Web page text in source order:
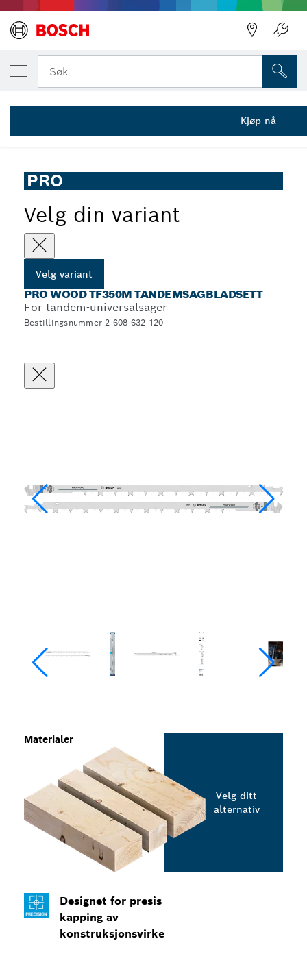
Søk
... PRO Wood TF350M tandemsagbladsett
PRO
Velg din variant
Velg variant
PRO WOOD TF350M TANDEMSAGBLADSETT
For tandem-universalsager
Bestillingsnummer 2 608 632 120
Designet for presis
kapping av
konstruksjonsvirke
Materialer
Velg ditt
alternativ
DIN VALGTE VARIANT
PRO Wood TF350M tandemsagbladsett,
2 608 632 120
Kjøp nå